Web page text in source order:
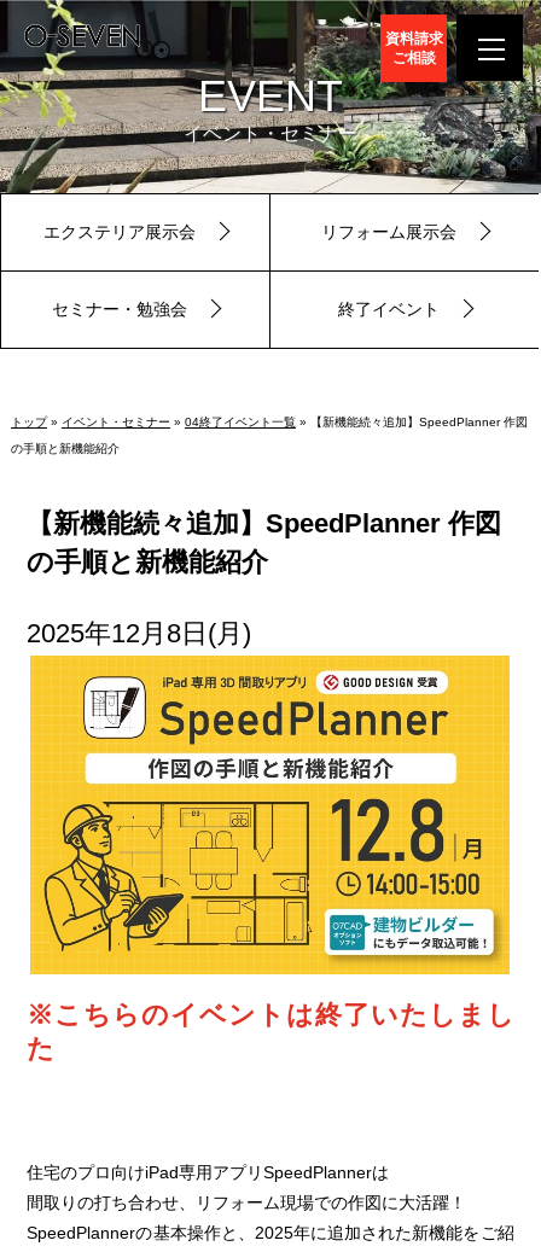
資料請求
ご相談
EVENT
イベント・セミナー
エクステリア展示会 リフォーム展示会
セミナー・勉強会 終了イベント
トップ» イベント・セミナー » 04終了イベント一覧» 【新機能続々追加】SpeedPlanner 作図
の手順と新機能紹介
【新機能続々追加】SpeedPlanner 作図
の手順と新機能紹介
2025年12月8日(月)
※こちらのイベントは終了いたしまし
た
住宅のプロ向けiPad専用アプリSpeedPlannerは
間取りの打ち合わせ、リフォーム現場での作図に大活躍！
SpeedPlannerの基本操作と、2025年に追加された新機能をご紹